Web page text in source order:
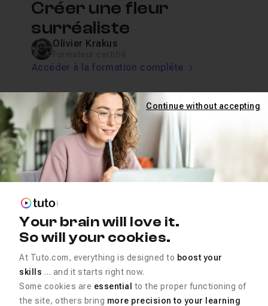
Créer une fleur
surréaliste
Olivier Krakus
Accéder à la formation complète